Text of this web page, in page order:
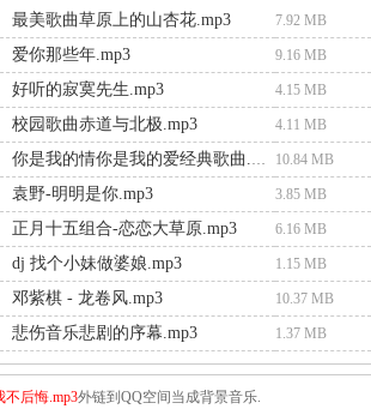
最美歌曲草原上的山杏花.mp3 7.92 MB
爱你那些年.mp3 9.16 MB
好听的寂寞先生.mp3 4.15 MB
校园歌曲赤道与北极.mp3 4.11 MB
你是我的情你是我的爱经典歌曲.mp3 10.84 MB
袁野-明明是你.mp3 3.85 MB
正月十五组合-恋恋大草原.mp3 6.16 MB
dj 找个小妹做婆娘.mp3 1.15 MB
邓紫棋 - 龙卷风.mp3 10.37 MB
悲伤音乐悲剧的序幕.mp3 1.37 MB
不后悔.mp3外链到QQ空间当成背景音乐.